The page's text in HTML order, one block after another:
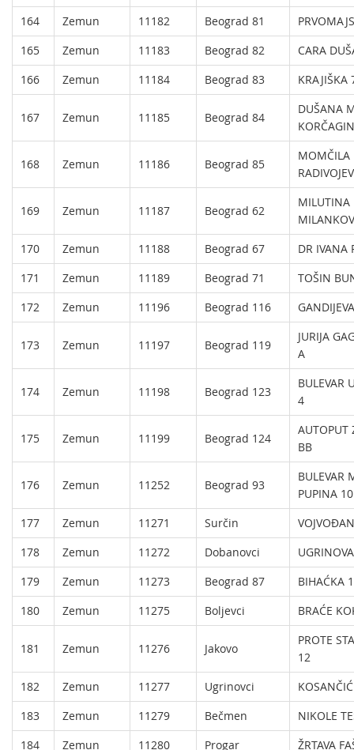
164
Zemun 11182 Beograd 81
165
Zemun 11183 Beograd 82
CARA
166
Zemun 11184 Beograd 83 KRAJIŠKA
167 Zemun 11185 Beograd 84
DUŠANA
168 Zemun 11186 Beograd 85
MOMČILA
169 Zemun 11187 Beograd 62
MILUTINA
170
Zemun 11188 Beograd 67
DR IVANA
171
Zemun 11189 Beograd 71
TOŠIN
172
Zemun 11196 Beograd 116
173 Zemun 11197 Beograd 119
JURIJA
A
174 Zemun 11198 Beograd 123
BULEVAR
4
175 Zemun 11199 Beograd 124
AUTOPUT
BB
176 Zemun 11252 Beograd 93
BULEVAR
PUPINA
177
Zemun 11271 Surčin
178
Zemun 11272 Dobanovci
179
Zemun 11273 Beograd 87
BIHAĆKA 1
180
Zemun 11275 Boljevci BRAĆE
181 Zemun 11276 Jakovo
PROTE
12
182
Zemun 11277 Ugrinovci
183
Zemun 11279 Bečmen
NIKOLE
184
Zemun 11280 Progar ŽRTAVA